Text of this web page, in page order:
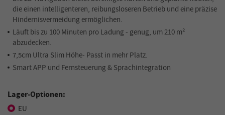
die einen intelligenteren, reibungsloseren Betrieb und eine präzise
Hindernisvermeidung ermöglichen.
Läuft bis zu 100 Minuten pro Ladung - genug, um 210 m²
abzudecken.
7,5cm Ultra Slim Höhe- Passt in mehr Platz.
Smart APP und Fernsteuerung & Sprachintegration
Lager-Optionen:
EU